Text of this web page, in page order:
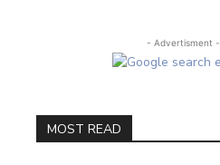
- Advertisment -
MOST READ